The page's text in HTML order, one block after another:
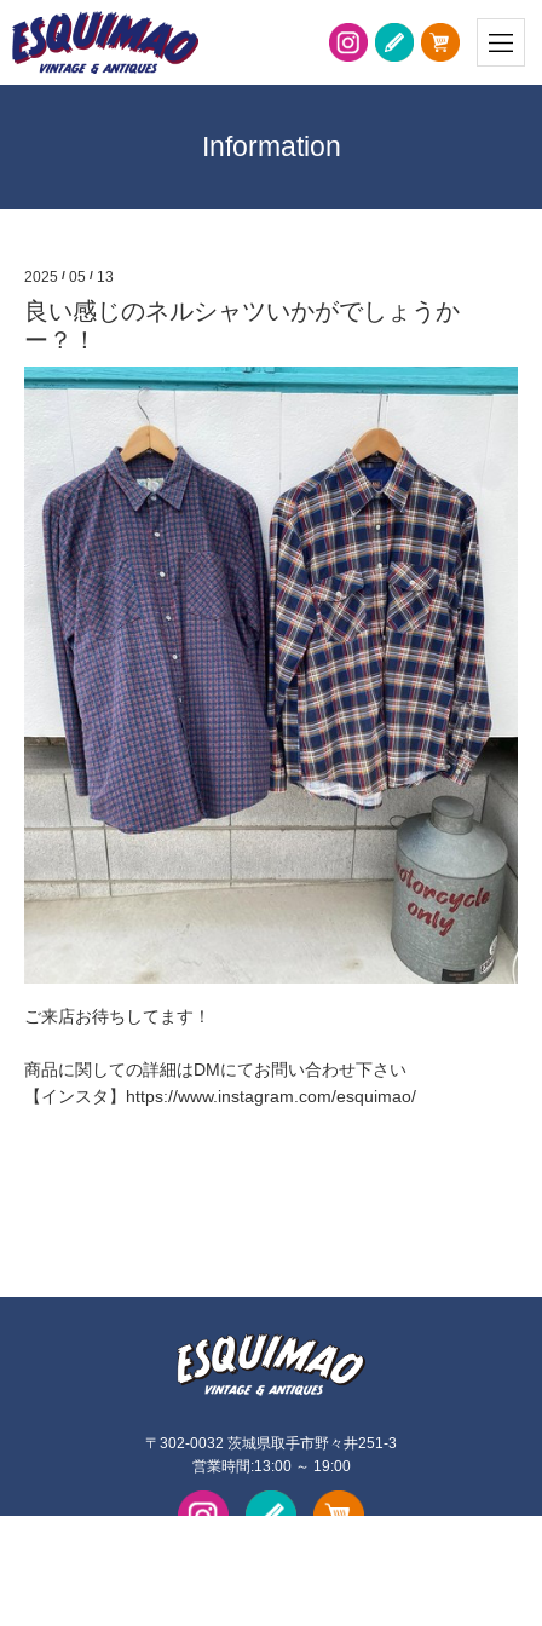
Information
2025 / 05 / 13
良い感じのネルシャツいかがでしょうか
ー？！
ご来店お待ちしてます！
商品に関しての詳細はDMにてお問い合わせ下さい
【インスタ】 https://www.instagram.com/esquimao/
〒302-0032 茨城県取手市野々井251-3
営業時間:13:00 ～ 19:00